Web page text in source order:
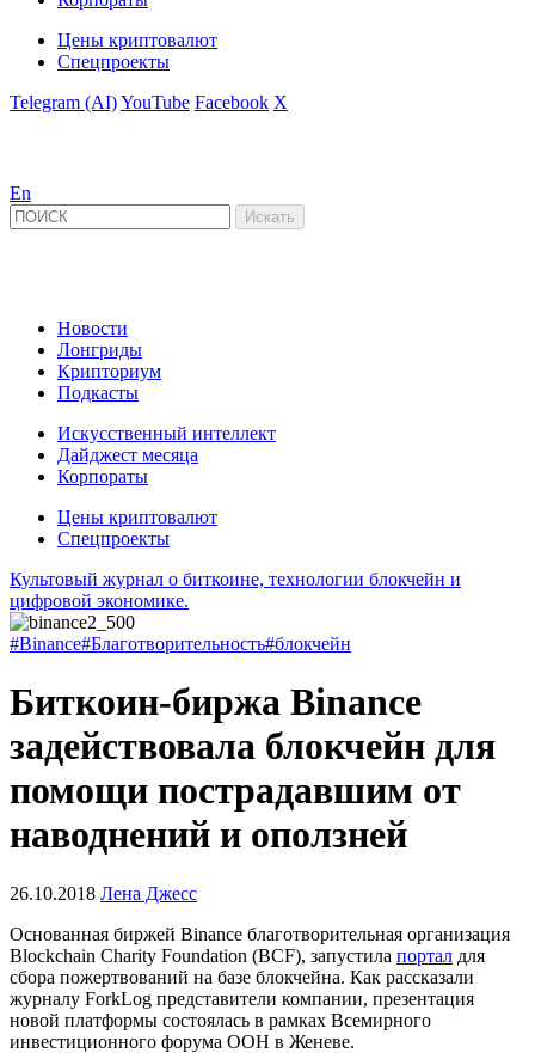
Цены криптовалют
Спецпроекты
Telegram (AI)YouTube Facebook X
En
Новости
Лонгриды
Крипториум
Подкасты
Искусственный интеллект
Дайджест месяца
Корпораты
Цены криптовалют
Спецпроекты
Культовый журнал о биткоине, технологии блокчейн и
цифровой экономике.
#Binance#Благотворительность#блокчейн
Биткоин-биржа Binance
задействовала блокчейн для
помощи пострадавшим от
наводнений и оползней
26.10.2018 Лена Джесс
Основанная биржей Binance благотворительная организация
Blockchain Charity Foundation (BCF), запустила портал для
сбора пожертвований на базе блокчейна. Как рассказали
журналу ForkLog представители компании, презентация
новой платформы состоялась в рамках Всемирного
инвестиционного форума ООН в Женеве.